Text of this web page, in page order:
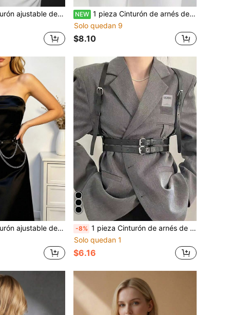
cruzadas sexy para mujer, adecuado para fiestas de Halloween y uso diario
NEW 1 pieza Cinturón de arnés de cuero PU para mujer con correas para los muslos, accesorios decorativos de ropa estilo gótico punk para uso diario y fiestas de Halloween
Solo quedan 9
$8.10
gótico con cadena para fiestas de Halloween y uso diario para mujeres
-8% 1 pieza Cinturón de arnés de cuero sintético negro de moda para mujer, ajustable, para el pecho, de medio Body, para uso diario y fiestas
Solo quedan 1
$6.16